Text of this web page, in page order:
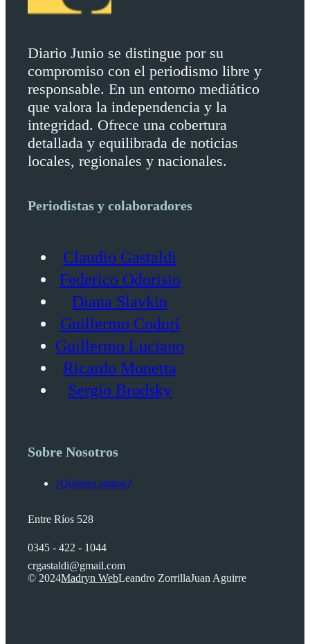
Diario Junio se distingue por su
compromiso con el periodismo libre y
responsable. En un entorno mediático
que valora la independencia y la
integridad. Ofrece una cobertura
detallada y equilibrada de noticias
locales, regionales y nacionales.
Periodistas y colaboradores
Claudio Gastaldi
Federico Odorisio
Diana Slavkin
Guillermo Coduri
Guillermo Luciano
Ricardo Monetta
Sergio Brodsky
Sobre Nosotros
¿Quienes somos?
Entre Ríos 528
0345 - 422 - 1044
crgastaldi@gmail.com
© 2024Madryn WebLeandro ZorrillaJuan Aguirre